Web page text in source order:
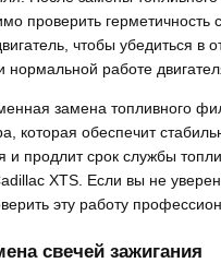
проверить герметичность
чтобы убедиться в
нормальной работе
замена топливного
которая обеспечит
и продлит срок службы
XTS. Если вы не
эту работу
свечей зажигания